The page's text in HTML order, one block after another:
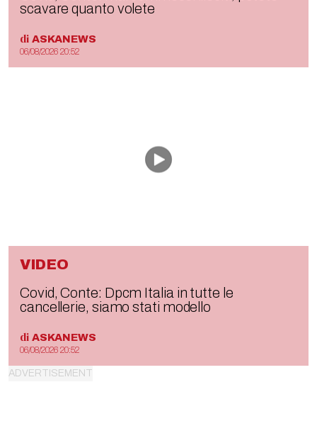
scavare quanto volete
di ASKANEWS
06/08/2026 20:52
VIDEO
Covid, Conte: Dpcm Italia in tutte le
cancellerie, siamo stati modello
di ASKANEWS
06/08/2026 20:52